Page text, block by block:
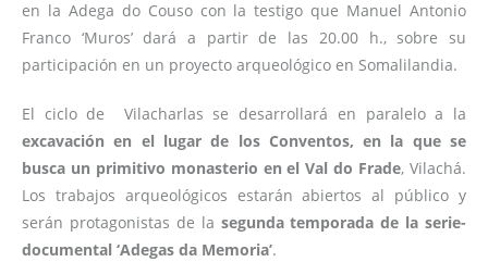
en la Adega do Couso con la testigo que Manuel Antonio
Franco ‘Muros’ dará a partir de las 20.00 h., sobre su
participación en un proyecto arqueológico en Somalilandia.
El ciclo de Vilacharlas se desarrollará en paralelo a la
excavación en el lugar de los Conventos, en la que se
busca un primitivo monasterio en el Val do Frade, Vilachá.
Los trabajos arqueológicos estarán abiertos al público y
serán protagonistas de la segunda temporada de la serie-
documental ‘Adegas da Memoria’.